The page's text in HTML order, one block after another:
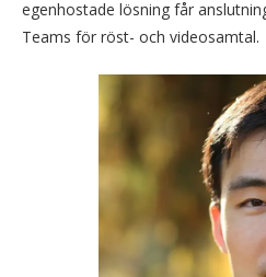
egenhostade lösning får
Teams för röst- och videosamtal.